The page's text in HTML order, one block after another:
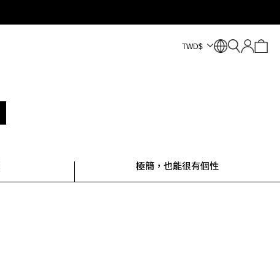
$
TWD
極簡，也能很有個性